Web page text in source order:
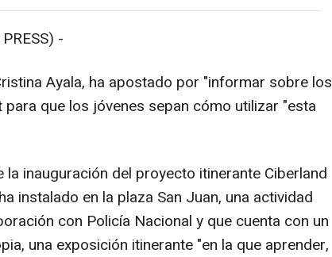
-
Ayala, ha apostado por "informar sobre los
que los jóvenes sepan cómo utilizar "esta
la inauguración del proyecto itinerante Ciberland
instalado en la plaza San Juan, una actividad
con Policía Nacional y que cuenta con un
una exposición itinerante "en la que aprender,